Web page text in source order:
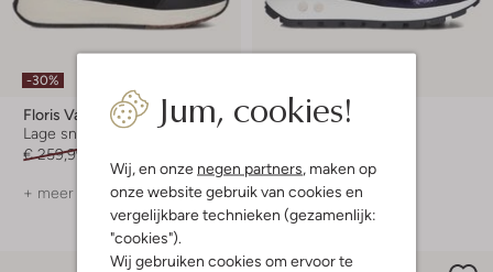
Jum, cookies!
Wij, en onze negen partners, maken op
onze website gebruik van cookies en
vergelijkbare technieken (gezamenlijk:
"cookies").
Wij gebruiken cookies om ervoor te
-30%
Floris Van Bommel
Lage sneakers
€ 259,99
+ meer kleuren
Floris Van Bommel
+ meer kleuren